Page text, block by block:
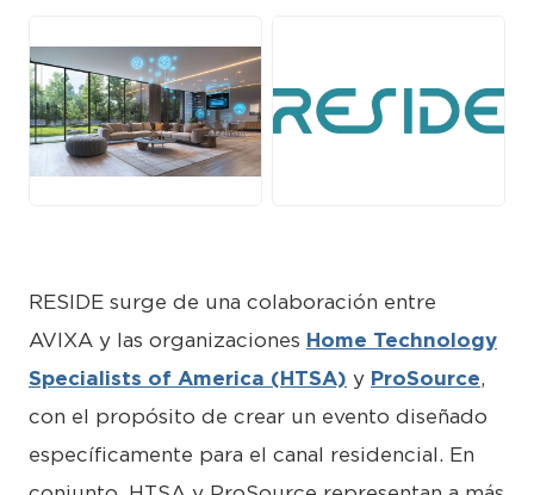
JPG
RESIDE surge de una colaboración entre
AVIXA y las organizaciones Home Technology
Specialists of America (HTSA) y ProSource,
con el propósito de crear un evento diseñado
específicamente para el canal residencial. En